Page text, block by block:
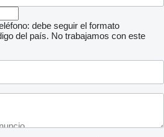
debe seguir el formato
del país. No trabajamos con este